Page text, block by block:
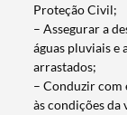
Proteção Civil;
– Assegurar a
águas pluviais e
arrastados;
– Conduzir com
às condições da